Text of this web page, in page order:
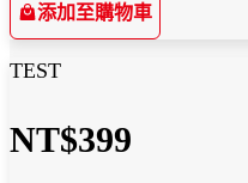
添加至購物車
TEST
NT$399